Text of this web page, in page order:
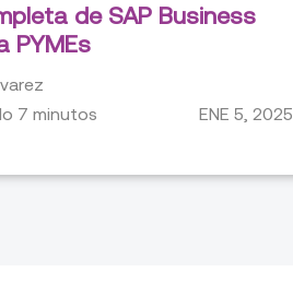
de SAP Business
PYMEs
7 minutos ENE 5, 2025